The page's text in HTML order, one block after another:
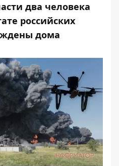
два человека
российских
дома